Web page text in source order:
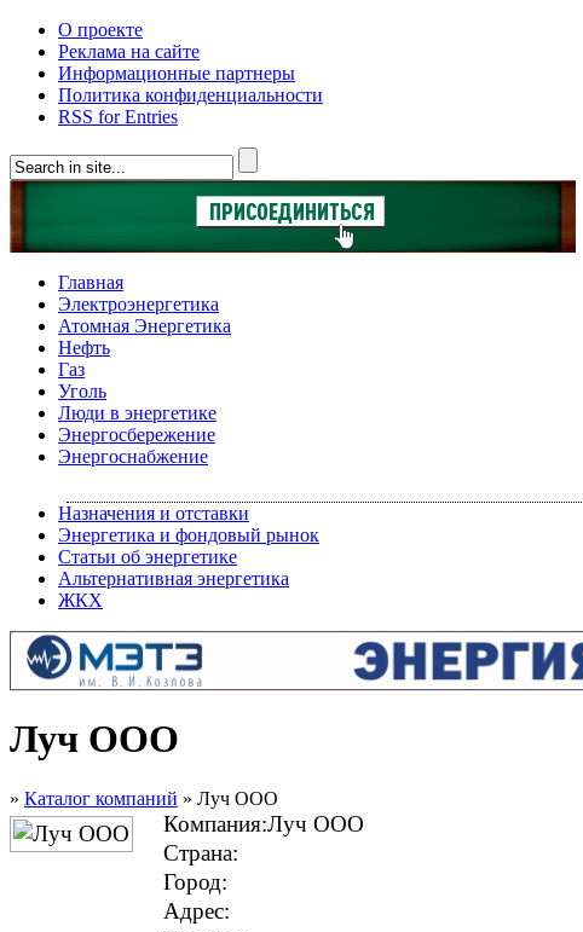
О проекте
Реклама на сайте
Информационные партнеры
Политика конфиденциальности
RSS for Entries
Главная
Электроэнергетика
Атомная Энергетика
Нефть
Газ
Уголь
Люди в энергетике
Энергосбережение
Энергоснабжение
Назначения и отставки
Энергетика и фондовый рынок
Статьи об энергетике
Альтернативная энергетика
ЖКХ
Луч ООО
» Каталог компаний » Луч ООО
Компания:Луч ООО
Страна:
Город:
Адрес: